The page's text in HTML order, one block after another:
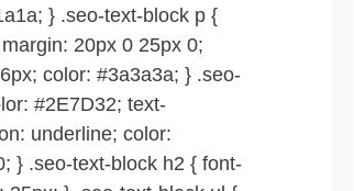
} .seo-text-block p {
20px 0 25px 0;
color: #3a3a3a; } .seo-
#2E7D32; text-
underline; color:
} .seo-text-block h2 { font-